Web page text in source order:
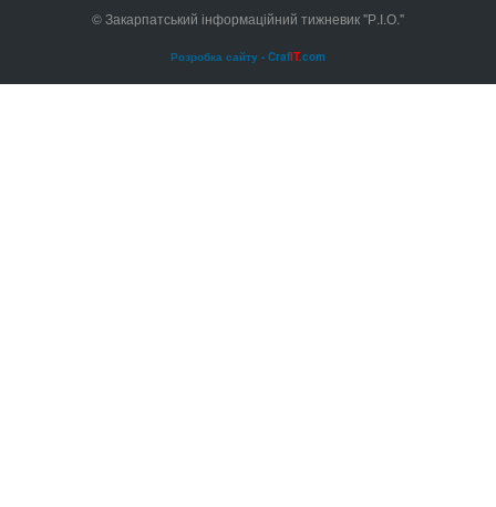
© Закарпатський інформаційний тижневик "Р.І.О."
Розробка сайту - CrafIT.com